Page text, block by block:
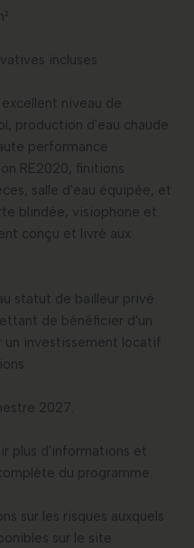
incluses
niveau de
production d'eau chaude
performance
RE2020, finitions
salle d'eau équipée, et
blindée, visiophone et
conçu et livré aux
statut de bailleur privé
de bénéficier d'un
un investissement locatif
2027.
plus d'informations et
du programme.
sur les risques auxquels
sur le site